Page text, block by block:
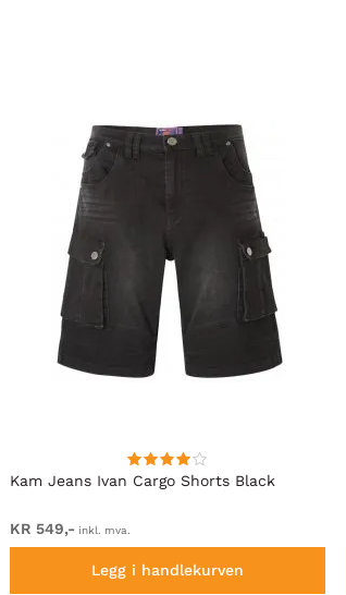
Kam Jeans Ivan Cargo Shorts Black
KR 549,- inkl. mva.
Legg i handlekurven